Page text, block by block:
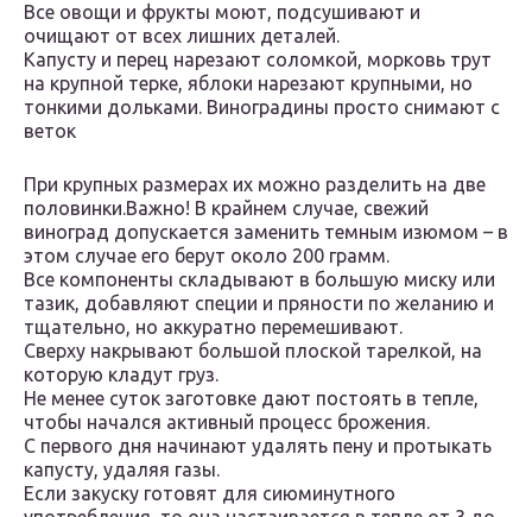
Все овощи и фрукты моют, подсушивают и
очищают от всех лишних деталей.
Капусту и перец нарезают соломкой, морковь трут
на крупной терке, яблоки нарезают крупными, но
тонкими дольками. Виноградины просто снимают с
веток
При крупных размерах их можно разделить на две
половинки.Важно! В крайнем случае, свежий
виноград допускается заменить темным изюмом – в
этом случае его берут около 200 грамм.
Все компоненты складывают в большую миску или
тазик, добавляют специи и пряности по желанию и
тщательно, но аккуратно перемешивают.
Сверху накрывают большой плоской тарелкой, на
которую кладут груз.
Не менее суток заготовке дают постоять в тепле,
чтобы начался активный процесс брожения.
С первого дня начинают удалять пену и протыкать
капусту, удаляя газы.
Если закуску готовят для сиюминутного